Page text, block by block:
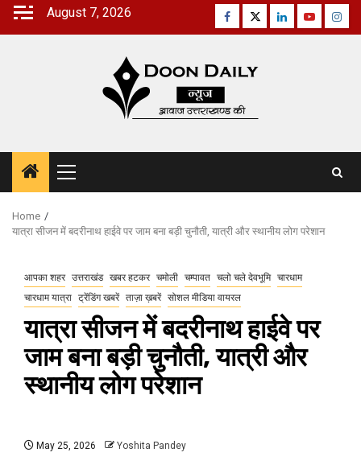
Skip
August 7, 2026 Facebook
TwitterLinkedinYoutube
Primary
Menu
Home
यात्रा सीजन में बदरीनाथ हाईवे पर जाम बना बड़ी चुनौती, यात्री और स्थानीय लोग परेशान
आपका शहर उत्तराखंड खबर हटकर चमोली चम्पावत चलो चले देवभूमि चारधाम
चारधाम यात्रा ट्रेंडिंग खबरें ताज़ा ख़बरें सोशल मीडिया वायरल
यात्रा सीजन में बदरीनाथ हाईवे पर
जाम बना बड़ी चुनौती, यात्री और
स्थानीय लोग परेशान
May 25, 2026 Yoshita Pandey